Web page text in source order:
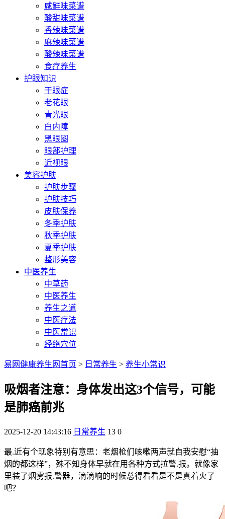
咸鲜味菜谱
酸甜味菜谱
香辣味菜谱
麻辣味菜谱
酸辣味菜谱
食疗养生
护眼知识
干眼症
老花眼
青光眼
白内障
黑眼圈
眼部护理
近视眼
美容护肤
护肤步骤
护肤技巧
皮肤保养
冬季护肤
秋季护肤
夏季护肤
整形美容
中医养生
中草药
中医养生
养生之道
中医疗法
中医常识
经络穴位
易网健康养生网首页 > 日常养生 > 养生小常识
吸烟者注意：身体发出这3个信号，可能
是肺癌前兆
2025-12-20 14:43:16 日常养生 13 0
最.近有个现象特别有意思：老烟枪们咳嗽两声就自我安慰“抽
烟的都这样”，殊不知身体早就在用各种方式拉警.报。就像家
里装了烟雾报.警器，滴滴响的时候总得看看是不是真着火了
吧？